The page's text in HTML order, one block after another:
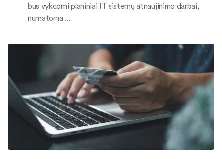
bus vykdomi planiniai IT sistemų atnaujinimo darbai,
numatoma ...